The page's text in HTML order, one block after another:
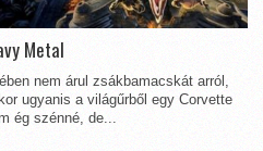
Metal
nem árul zsákbamacskát arról,
ugyanis a világűrből egy Corvette
ég szénné, de...